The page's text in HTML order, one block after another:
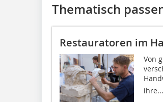
Thematisch
Restauratoren im
Von
ihre...